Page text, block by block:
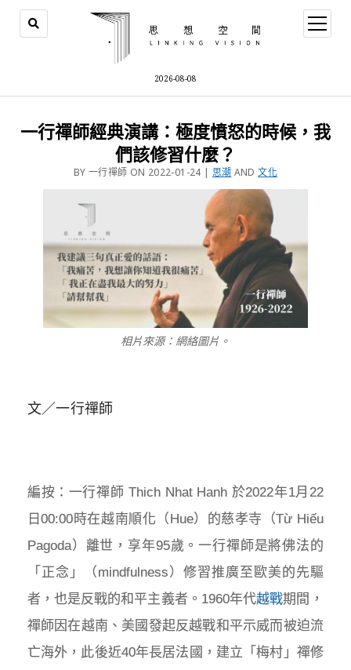
2026-08-08
一行禪師經典演講：極度憤怒的時候，我
們該修習什麼？
BY 一行禪師 ON 2022-01-24 | 思潮 AND文化
相片來源：網絡圖片。
文／一行禪師
編按：一行禪師 Thich Nhat Hanh 於2022年1月22
日00:00時在越南順化（Hue）的慈孝寺（Từ Hiếu
Pagoda）離世，享年95歲。一行禪師是將佛法的
「正念」（mindfulness）修習推廣至歐美的先驅
者，也是反戰的和平主義者。1960年代越戰期間，
禪師因在越南、美國發起反越戰和平示威而被迫流
亡海外，此後近40年長居法國，建立「梅村」禪修